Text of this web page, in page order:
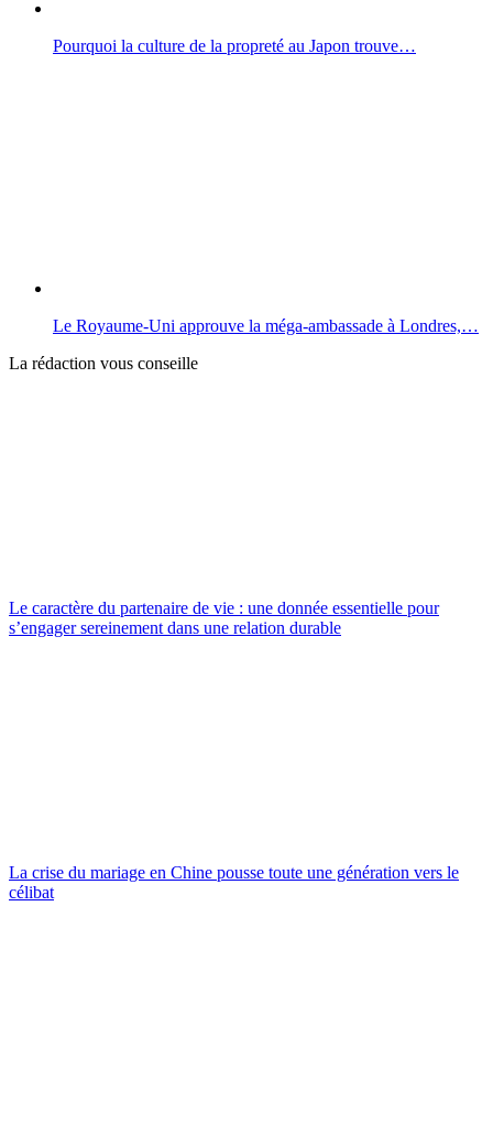
Pourquoi la culture de la propreté au Japon trouve…
Le Royaume-Uni approuve la méga-ambassade à Londres,…
La rédaction vous conseille
Le caractère du partenaire de vie : une donnée essentielle pour
s’engager sereinement dans une relation durable
La crise du mariage en Chine pousse toute une génération vers le
célibat